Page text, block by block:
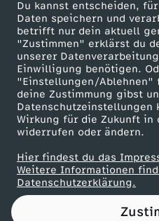
Du kannst entscheiden,
Daten speichern und
betrifft nur dein aktuell
"Zustimmen" erklärst du
unserer
Einwilligung benötigen.
"Einstellungen/Ablehnen"
deine Zustimmung gibst
Datenschutzeinstellungen
Wirkung für die Zukunft in
widerrufen oder ändern.
Hier findest du das
Weitere Informationen
Datenschutzerklärung.
t
e
r
w
a
h
ZDF goes Schule
Werbefernsehen
Mainzelmännchen
Partner